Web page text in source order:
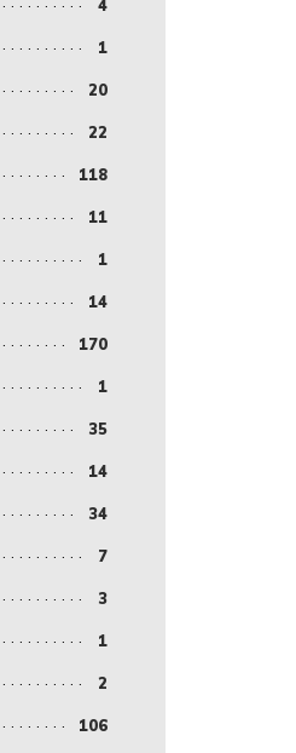
4
1
20
22
118
11
1
14
170
1
35
14
34
7
3
1
2
106